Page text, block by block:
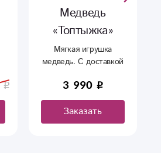
Медведь
«Топтыжка»
Мягкая игрушка
медведь. С доставкой
3 990
Заказать